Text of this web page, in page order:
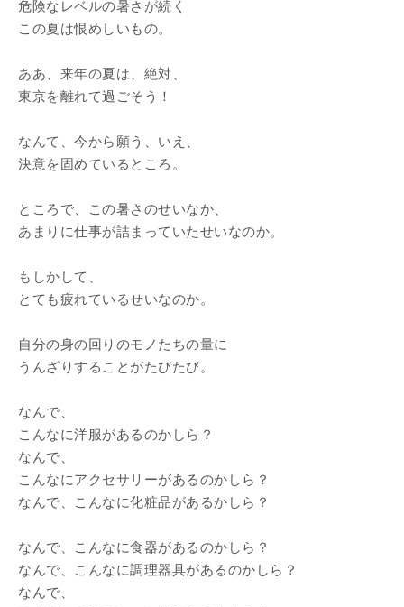
危険なレベルの暑さが続く
この夏は恨めしいもの。
ああ、来年の夏は、絶対、
東京を離れて過ごそう！
なんて、今から願う、いえ、
決意を固めているところ。
ところで、この暑さのせいなか、
あまりに仕事が詰まっていたせいなのか。
もしかして、
とても疲れているせいなのか。
自分の身の回りのモノたちの量に
うんざりすることがたびたび。
なんで、
こんなに洋服があるのかしら？
なんで、
こんなにアクセサリーがあるのかしら？
なんで、こんなに化粧品があるかしら？
なんで、こんなに食器があるのかしら？
なんで、こんなに調理器具があるのかしら？
なんで、